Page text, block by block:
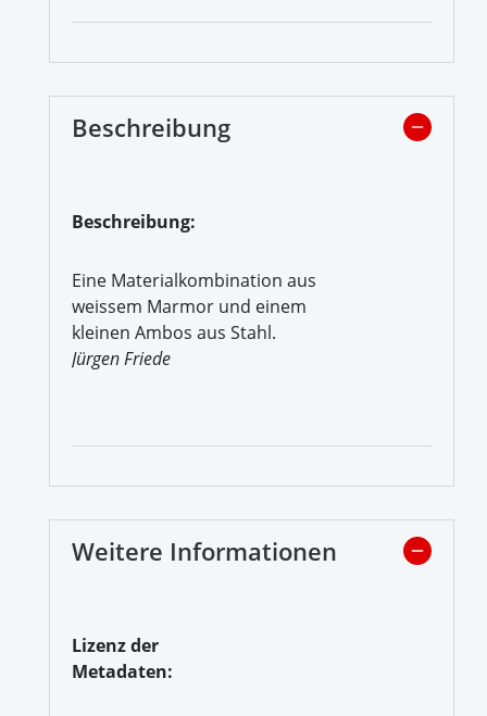
Beschreibung
Beschreibung:
Eine Materialkombination aus
weissem Marmor und einem
kleinen Ambos aus Stahl.
Jürgen Friede
Weitere Informationen
Lizenz der
Metadaten: